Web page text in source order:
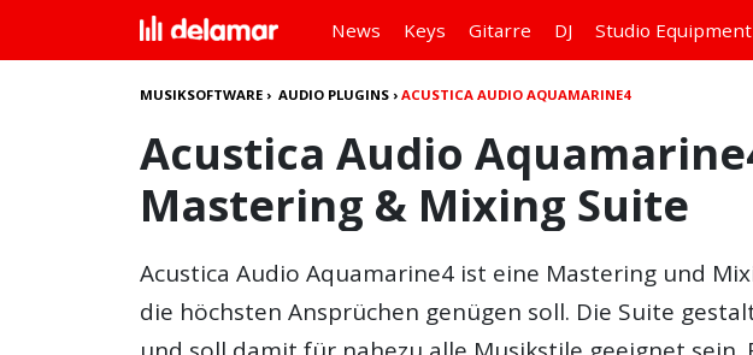
News Keys Gitarre DJ Studio Equipment
MUSIKSOFTWARE ›AUDIO PLUGINS ›ACUSTICA AUDIO AQUAMARINE4
Acustica Audio
Mastering & Mixing Suite
Acustica Audio Aquamarine4 ist eine Mastering und
die höchsten Ansprüchen genügen soll. Die Suite